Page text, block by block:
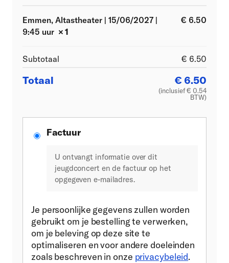
Emmen, Altastheater | 15/06/2027 |
9:45 uur × 1
€ 6.50
Subtotaal € 6.50
Totaal € 6.50
(inclusief€ 0.54
BTW)
Factuur
U ontvangt informatie over dit
jeugdconcert en de factuur op het
opgegeven e-mailadres.
Je persoonlijke gegevens zullen worden
gebruikt om je bestelling te verwerken,
om je beleving op deze site te
optimaliseren en voor andere doeleinden
zoals beschreven in onze privacybeleid.